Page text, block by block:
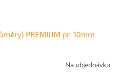
PREMIUM pr. 10mm
Na objednávku